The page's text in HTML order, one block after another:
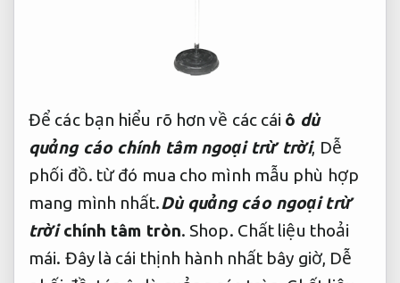
Để các bạn hiểu rõ hơn về các cái ô dù
quảng cáo chính tâm ngoại trừ trời, Dễ
phối đồ. từ đó mua cho mình mẫu phù hợp
mang mình nhất.Dù quảng cáo ngoại trừ
trờichính tâm tròn. Shop. Chất liệu thoải
mái. Đây là cái thịnh hành nhất bây giờ, Dễ